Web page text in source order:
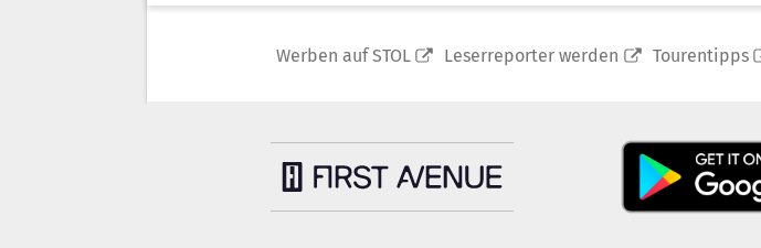
Werben auf STOL Leserreporter werden Tourentipps